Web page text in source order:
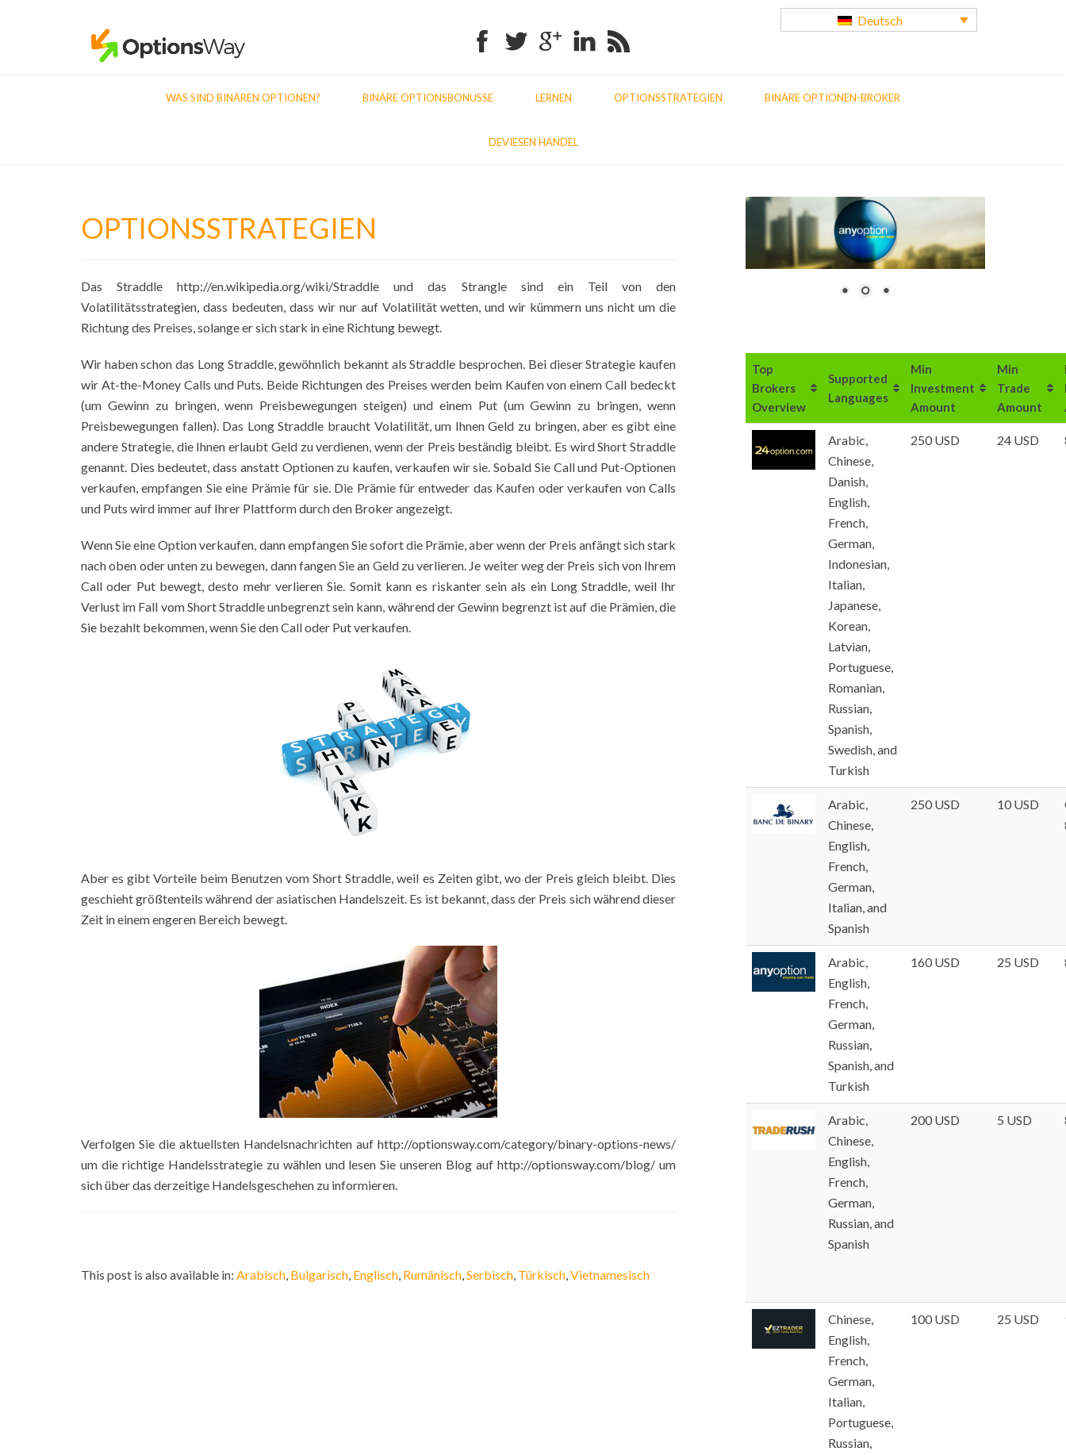
FacebookTwitterGoogle+LinkedinRSS
Deutsch
WAS SIND BINÄREN OPTIONEN? BINÄRE OPTIONSBONUSSE LERNEN OPTIONSSTRATEGIEN BINÄRE OPTIONEN-BROKER
DEVIESEN HANDEL
OPTIONSSTRATEGIEN
Das Straddle http://en.wikipedia.org/wiki/Straddle und das Strangle sind ein Teil von den
Volatilitätsstrategien, dass bedeuten, dass wir nur auf Volatilität wetten, und wir kümmern uns nicht um die
Richtung des Preises, solange er sich stark in eine Richtung bewegt.
Wir haben schon das Long Straddle, gewöhnlich bekannt als Straddle besprochen. Bei dieser Strategie kaufen
wir At-the-Money Calls und Puts. Beide Richtungen des Preises werden beim Kaufen von einem Call bedeckt
(um Gewinn zu bringen, wenn Preisbewegungen steigen) und einem Put (um Gewinn zu bringen, wenn
Preisbewegungen fallen). Das Long Straddle braucht Volatilität, um Ihnen Geld zu bringen, aber es gibt eine
andere Strategie, die Ihnen erlaubt Geld zu verdienen, wenn der Preis beständig bleibt. Es wird Short Straddle
genannt. Dies bedeutet, dass anstatt Optionen zu kaufen, verkaufen wir sie. Sobald Sie Call und Put-Optionen
verkaufen, empfangen Sie eine Prämie für sie. Die Prämie für entweder das Kaufen oder verkaufen von Calls
und Puts wird immer auf Ihrer Plattform durch den Broker angezeigt.
Wenn Sie eine Option verkaufen, dann empfangen Sie sofort die Prämie, aber wenn der Preis anfängt sich stark
nach oben oder unten zu bewegen, dann fangen Sie an Geld zu verlieren. Je weiter weg der Preis sich von Ihrem
Call oder Put bewegt, desto mehr verlieren Sie. Somit kann es riskanter sein als ein Long Straddle, weil Ihr
Verlust im Fall vom Short Straddle unbegrenzt sein kann, während der Gewinn begrenzt ist auf die Prämien, die
Sie bezahlt bekommen, wenn Sie den Call oder Put verkaufen.
Aber es gibt Vorteile beim Benutzen vom Short Straddle, weil es Zeiten gibt, wo der Preis gleich bleibt. Dies
geschieht größtenteils während der asiatischen Handelszeit. Es ist bekannt, dass der Preis sich während dieser
Zeit in einem engeren Bereich bewegt.
Verfolgen Sie die aktuellsten Handelsnachrichten auf http://optionsway.com/category/binary-options-news/
um die richtige Handelsstrategie zu wählen und lesen Sie unseren Blog auf http://optionsway.com/blog/ um
sich über das derzeitige Handelsgeschehen zu informieren.
This post is also available in: Arabisch Bulgarisch Englisch Rumänisch Serbisch Türkisch Vietnamesisch
Top
Brokers
Overview
Supported
Languages
Min
Investment
Amount
Min
Trade
Amount
Arabic,
Chinese,
Danish,
English,
French,
German,
Indonesian,
Italian,
Japanese,
Korean,
Latvian,
Portuguese,
Romanian,
Russian,
Spanish,
Swedish, and
Turkish
250 USD 24 USD
Arabic,
Chinese,
English,
French,
German,
Italian, and
Spanish
250 USD 10 USD
Arabic,
English,
French,
German,
Russian,
Spanish, and
Turkish
160 USD 25 USD
Arabic,
Chinese,
English,
French,
German,
Russian, and
Spanish
200 USD 5 USD
Chinese,
English,
French,
German,
Italian,
Portuguese,
Russian,
100 USD 25 USD